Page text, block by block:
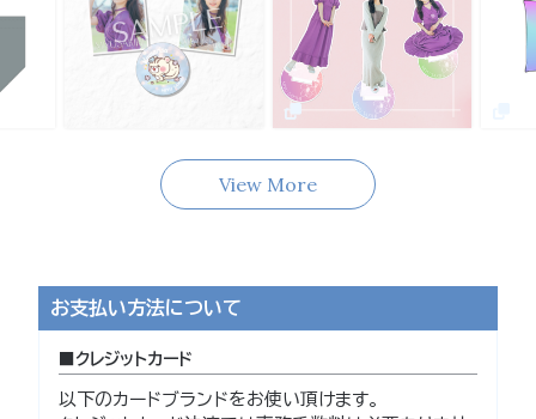
View More
お支払い方法について
クレジットカード
以下のカードブランドをお使い頂けます。